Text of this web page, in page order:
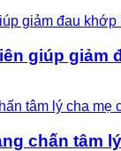
giúp giảm
chấn tâm